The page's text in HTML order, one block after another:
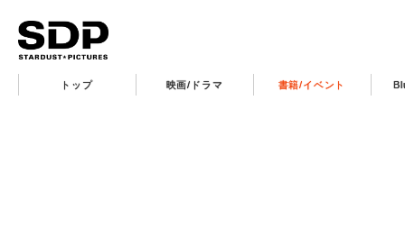
トップ 映画/ドラマ 書籍/イベント